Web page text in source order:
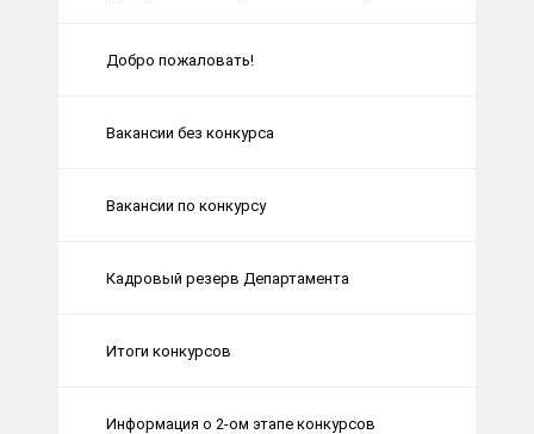
Добро пожаловать!
Вакансии без конкурса
Вакансии по конкурсу
Кадровый резерв Департамента
Итоги конкурсов
Информация о 2-ом этапе конкурсов